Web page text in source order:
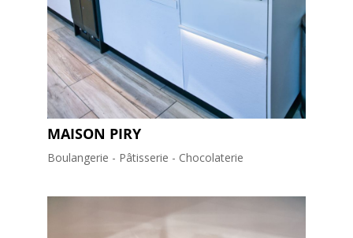
MAISON PIRY
Boulangerie - Pâtisserie - Chocolaterie